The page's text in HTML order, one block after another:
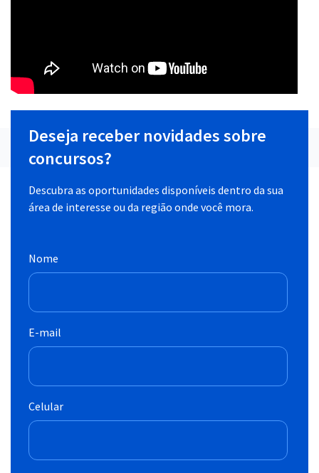
Deseja receber novidades sobre
concursos?
Descubra as oportunidades disponíveis dentro da sua
área de interesse ou da região onde você mora.
Nome
E-mail
Celular